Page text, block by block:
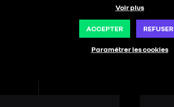
Voir plus
ACCEPTER REFUSER
Paramétrer les cookies